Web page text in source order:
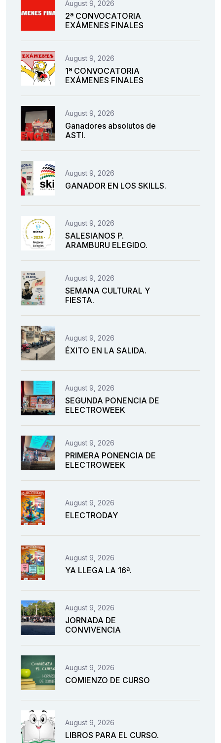
August 9, 2026
2ª CONVOCATORIA
EXÁMENES FINALES
August 9, 2026
1ª CONVOCATORIA
EXÁMENES FINALES
August 9, 2026
Ganadores absolutos de
ASTI.
August 9, 2026
GANADOR EN LOS SKILLS.
August 9, 2026
SALESIANOS P.
ARAMBURU ELEGIDO.
August 9, 2026
SEMANA CULTURAL Y
FIESTA.
August 9, 2026
ÉXITO EN LA SALIDA.
August 9, 2026
SEGUNDA PONENCIA DE
ELECTROWEEK
August 9, 2026
PRIMERA PONENCIA DE
ELECTROWEEK
August 9, 2026
ELECTRODAY
August 9, 2026
YA LLEGA LA 16ª.
August 9, 2026
JORNADA DE
CONVIVENCIA
August 9, 2026
COMIENZO DE CURSO
August 9, 2026
LIBROS PARA EL CURSO.